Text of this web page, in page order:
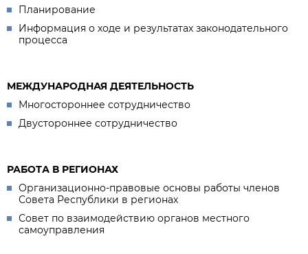
Планирование
Информация о ходе и результатах законодательного
процесса
МЕЖДУНАРОДНАЯ ДЕЯТЕЛЬНОСТЬ
Многостороннее сотрудничество
Двустороннее сотрудничество
РАБОТА В РЕГИОНАХ
Организационно-правовые основы работы членов
Совета Республики в регионах
Совет по взаимодействию органов местного
самоуправления